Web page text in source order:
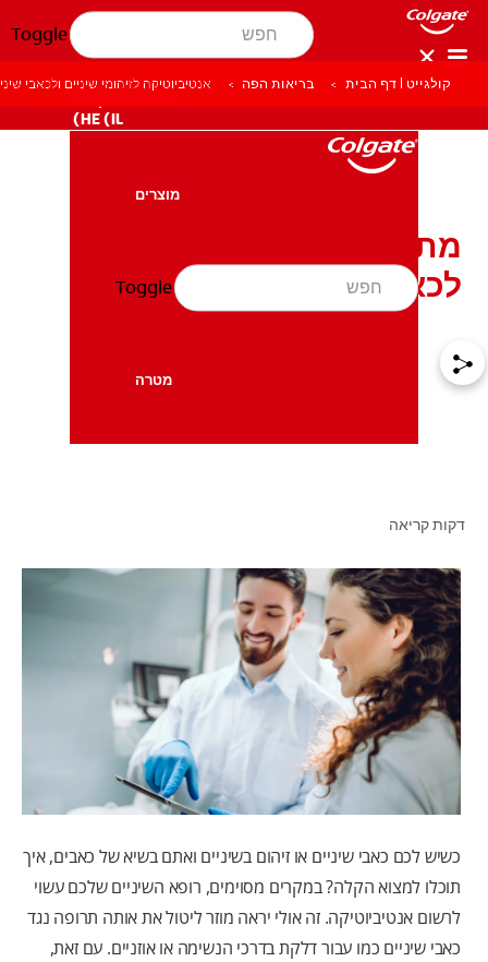
Toggle
HE (IL)
מוצרים
בריאות הפה
מטרה
Toggle
קולגייט | דף הבית בריאות הפה אנטיביוטיקה לזיהומי שיניים ולכאבי
מתי תצטרכו אנטיביוטיקה
לכאב שיניים?
דקות קריאה
כשיש לכם כאבי שיניים או זיהום בשיניים ואתם בשיא של כאבים, איך
תוכלו למצוא הקלה? במקרים מסוימים, רופא השיניים שלכם עשוי
לרשום אנטיביוטיקה. זה אולי יראה מוזר ליטול את אותה תרופה נגד
כאבי שיניים כמו עבור דלקת בדרכי הנשימה או אוזניים. עם זאת,